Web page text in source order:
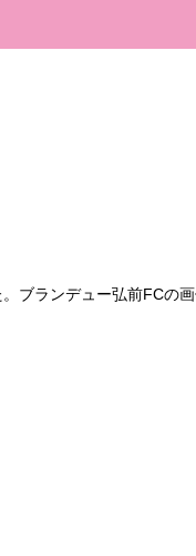
ブランデュー弘前FCの